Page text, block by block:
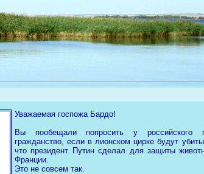
Уважаемая госпожа Бардо!
Вы пообещали попросить у российского
гражданство, если в лионском цирке будут
что президент Путин сделал для защиты
Франции.
Это не совсем так.